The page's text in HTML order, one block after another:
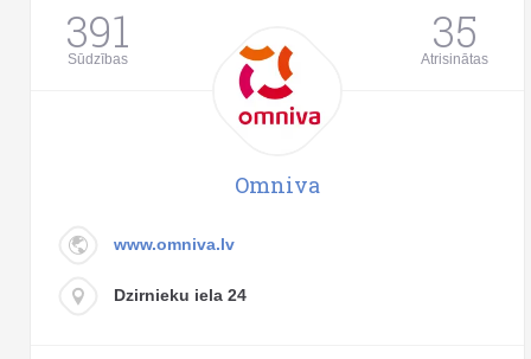
391
Sūdzības 35
Atrisinātas
Omniva
www.omniva.lv
Dzirnieku iela 24